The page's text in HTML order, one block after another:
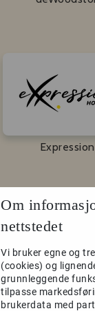
Expression
Om
nettstedet
Vi bruker egne og
(cookies) og
grunnleggende
tilpasse
brukerdata med